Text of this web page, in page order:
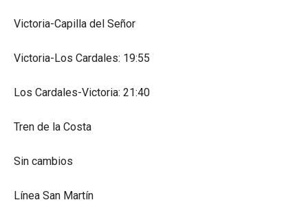
Victoria-Capilla del Señor
Victoria-Los Cardales: 19:55
Los Cardales-Victoria: 21:40
Tren de la Costa
Sin cambios
Línea San Martín